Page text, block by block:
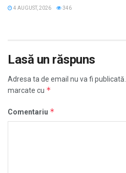
4 AUGUST, 2026 346
Lasă un răspuns
Adresa ta de email nu va fi publicată.
marcate cu *
Comentariu *